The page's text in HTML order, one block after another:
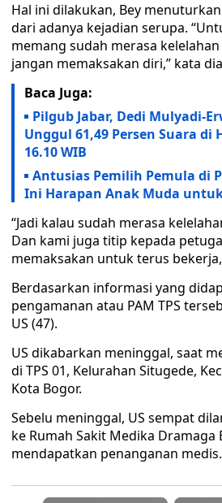
Hal ini dilakukan, Bey
dari adanya kejadian serupa.
memang sudah merasa
jangan memaksakan diri,” kata
Baca Juga:
Pilgub Jabar, Dedi Mulyadi-
Unggul 61,49 Persen Suara di
16.10 WIB
Antusias Pemilih Pemula di
Ini Harapan Anak Muda
“Jadi kalau sudah merasa
Dan kami juga titip kepada
memaksakan untuk terus
Berdasarkan informasi yang
pengamanan atau PAM TPS
US (47).
US dikabarkan meninggal, saat
di TPS 01, Kelurahan Situgede,
Kota Bogor.
Sebelu meninggal, US sempat
ke Rumah Sakit Medika
mendapatkan penanganan